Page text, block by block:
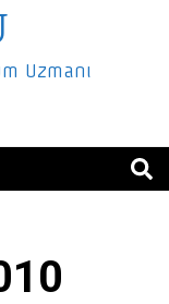
Uzmanı